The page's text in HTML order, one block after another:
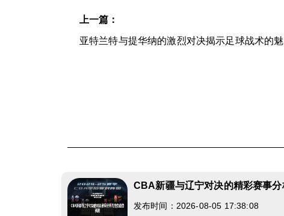
上一篇：
亚特兰特与提华纳的激烈对决揭示足球战术的
CBA新疆与辽宁对决的精彩赛事分
发布时间：2026-08-05 17:38:08